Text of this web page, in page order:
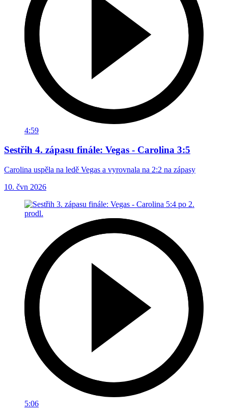
4:59
Sestřih 4. zápasu finále: Vegas - Carolina 3:5
Carolina uspěla na ledě Vegas a vyrovnala na 2:2 na zápasy
10. čvn 2026
5:06